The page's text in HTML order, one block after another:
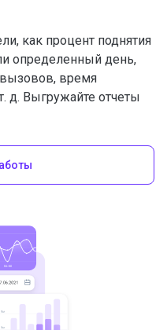
как процент поднятия
определенный день,
вызовов, время
д. Выгружайте отчеты